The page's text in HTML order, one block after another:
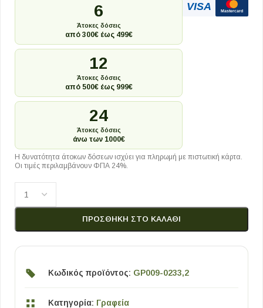
6
Άτοκες δόσεις
από 300€ έως 499€
12
Άτοκες δόσεις
από 500€ έως 999€
24
Άτοκες δόσεις
άνω των 1000€
VISA Mastercard
Η δυνατότητα άτοκων δόσεων ισχύει για πληρωμή με πιστωτική κάρτα.
Οι τιμές περιλαμβάνουν ΦΠΑ 24%.
ΠΡΟΣΘΉΚΗ ΣΤΟ ΚΑΛΆΘΙ
Κωδικός προϊόντος: GP009-0233,2
Κατηγορία: Γραφεία